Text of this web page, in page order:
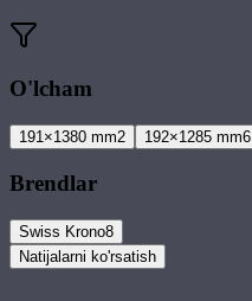
O'lcham
191×1380 mm2 192×1285 mm6
Brendlar
Swiss Krono8
Natijalarni ko'rsatish